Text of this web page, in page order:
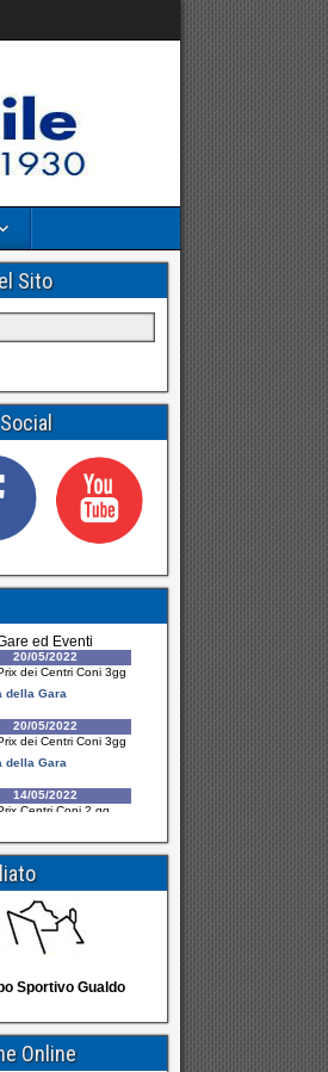
Sito
Sportivo Gualdo
Online